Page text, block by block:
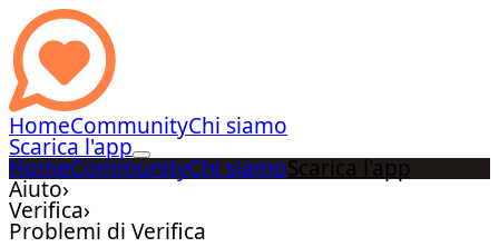
HomeCommunityChi siamo
Scarica l'app
HomeCommunityChi siamoScarica l'app
Aiuto›
Verifica›
Problemi di Verifica